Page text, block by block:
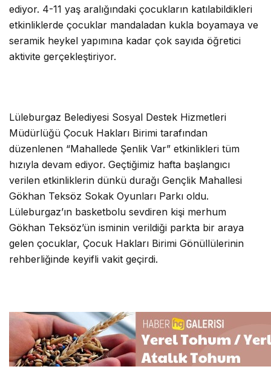
ediyor. 4-11 yaş aralığındaki çocukların katılabildikleri
etkinliklerde çocuklar mandaladan kukla boyamaya ve
seramik heykel yapımına kadar çok sayıda öğretici
aktivite gerçekleştiriyor.
Lüleburgaz Belediyesi Sosyal Destek Hizmetleri
Müdürlüğü Çocuk Hakları Birimi tarafından
düzenlenen “Mahallede Şenlik Var” etkinlikleri tüm
hızıyla devam ediyor. Geçtiğimiz hafta başlangıcı
verilen etkinliklerin dünkü durağı Gençlik Mahallesi
Gökhan Teksöz Sokak Oyunları Parkı oldu.
Lüleburgaz’ın basketbolu sevdiren kişi merhum
Gökhan Teksöz’ün isminin verildiği parkta bir araya
gelen çocuklar, Çocuk Hakları Birimi Gönüllülerinin
rehberliğinde keyifli vakit geçirdi.